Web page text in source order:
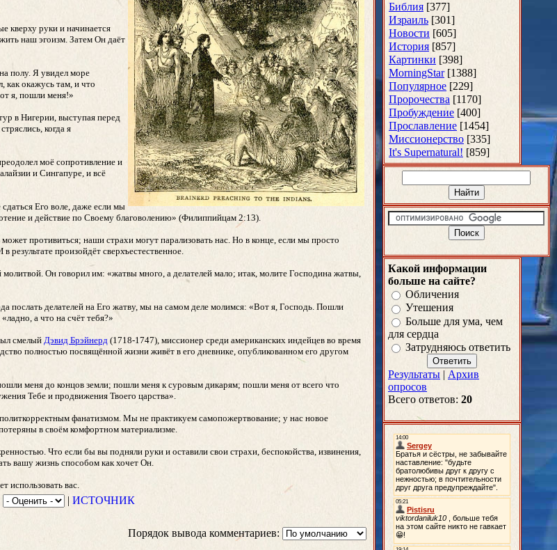
кверху руки и начинается
наш эгоизм. Затем Он даёт
полу. Я увидел море
как окажусь там, и что
я, пошли меня!»
в Нигерии, выступая перед
когда я
моё сопротивление и
и Сингапуре, и всё
Его воле, даже если мы
и действие по Своему благоволению» (Филиппийцам 2:13).
противиться; наши страхи могут парализовать нас. Но в конце, если мы просто
произойдёт сверхъестественное.
Он говорил им: «жатвы много, а делателей мало; итак, молите Господина жатвы,
послать делателей на Его жатву, мы на самом деле молимся: «Вот я, Господь. Пошли
а что на счёт тебя?»
смелый Дэвид Брэйнерд (1718-1747), миссионер среди американских индейцев во время
полностью посвящённой жизни живёт в его дневнике, опубликованном его другом
меня до концов земли; пошли меня к суровым дикарям; пошли меня от всего что
Тебе и продвижения Твоего царства».
фанатизмом. Мы не практикуем самопожертвование; у нас новое
в своём комфортном материализме.
Что если бы вы подняли руки и оставили свои страхи, беспокойства, извинения,
вашу жизнь способом как хочет Он.
использовать вас.
| ИСТОЧНИК
Порядок вывода комментариев:
Библия [377]
Израиль [301]
Новости [605]
История [857]
Картинки [398]
MorningStar [1388]
Популярное [229]
Пророчества [1170]
Пробуждение [400]
Прославление [1454]
Миссионерство [335]
It's Supernatural! [859]
Какой информации
больше на сайте?
Обличения
Утешения
Больше для ума, чем
для сердца
Затрудняюсь ответить
Результаты | Архив
опросов
Всего ответов: 20